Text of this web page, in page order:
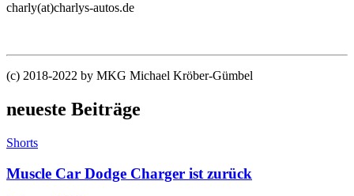
charly(at)charlys-autos.de
(c) 2018-2022 by MKG Michael Kröber-Gümbel
neueste Beiträge
Shorts
Muscle Car Dodge Charger ist zurück